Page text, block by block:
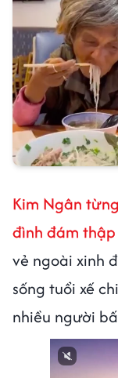
Kim Ngân
đình đám
vẻ ngoài xinh
sống tuổi xế
nhiều người